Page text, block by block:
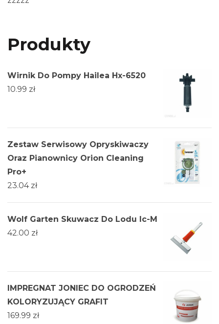
Produkty
Wirnik Do Pompy Hailea Hx-6520
10.99 zł
Zestaw Serwisowy Opryskiwaczy
Oraz Pianownicy Orion Cleaning
Pro+
23.04 zł
Wolf Garten Skuwacz Do Lodu Ic-M
42.00 zł
IMPREGNAT JONIEC DO OGRODZEŃ
KOLORYZUJĄCY GRAFIT
169.99 zł